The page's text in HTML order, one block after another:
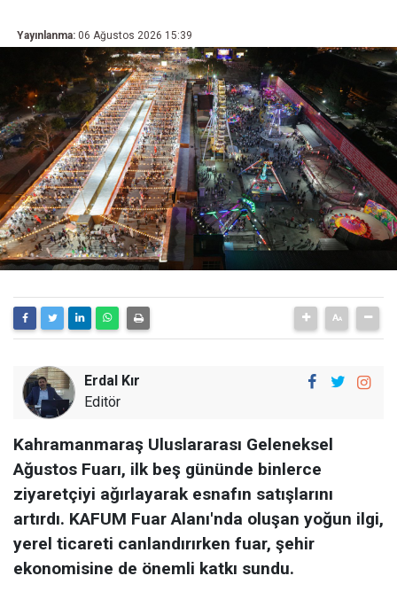
Yayınlanma: 06 Ağustos 2026 15:39
Erdal Kır
Editör
Kahramanmaraş Uluslararası Geleneksel
Ağustos Fuarı, ilk beş gününde binlerce
ziyaretçiyi ağırlayarak esnafın satışlarını
artırdı. KAFUM Fuar Alanı'nda oluşan yoğun ilgi,
yerel ticareti canlandırırken fuar, şehir
ekonomisine de önemli katkı sundu.